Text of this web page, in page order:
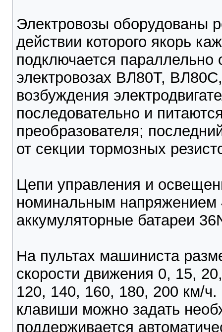
Электровозы оборудованы
действии которого якорь
подключается параллельно
электровозах ВЛ80Т,
возбуждения
последовательно и
преобразователя;
от секции тормозных
Цепи управления и
номинальным напряжением
аккумуляторные батареи
На пультах машиниста
скорости движения 0, 15,
120, 140, 160, 180, 200 км/
клавиши можно задать
поддерживается